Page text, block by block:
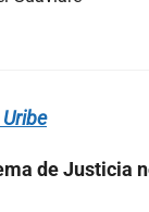
de Justicia